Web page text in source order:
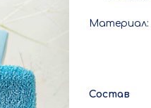
Материал:
Состав